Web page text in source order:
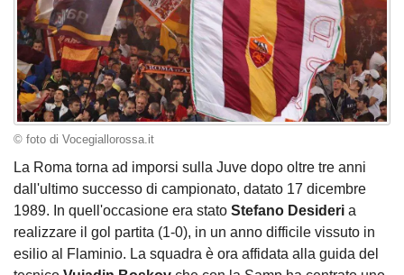
© foto di Vocegiallorossa.it
La Roma torna ad imporsi sulla Juve dopo oltre tre anni
dall'ultimo successo di campionato, datato 17 dicembre
1989. In quell'occasione era stato Stefano Desideri a
realizzare il gol partita (1-0), in un anno difficile vissuto in
esilio al Flaminio. La squadra è ora affidata alla guida del